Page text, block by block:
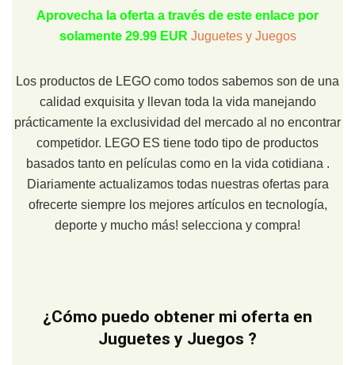
Aprovecha la oferta a través de este enlace por
solamente 29.99 EUR Juguetes y Juegos
Los productos de LEGO como todos sabemos son de una
calidad exquisita y llevan toda la vida manejando
prácticamente la exclusividad del mercado al no encontrar
competidor. LEGO ES tiene todo tipo de productos
basados tanto en películas como en la vida cotidiana .
Diariamente actualizamos todas nuestras ofertas para
ofrecerte siempre los mejores artículos en tecnología,
deporte y mucho más! selecciona y compra!
¿Cómo puedo obtener mi oferta en
Juguetes y Juegos ?